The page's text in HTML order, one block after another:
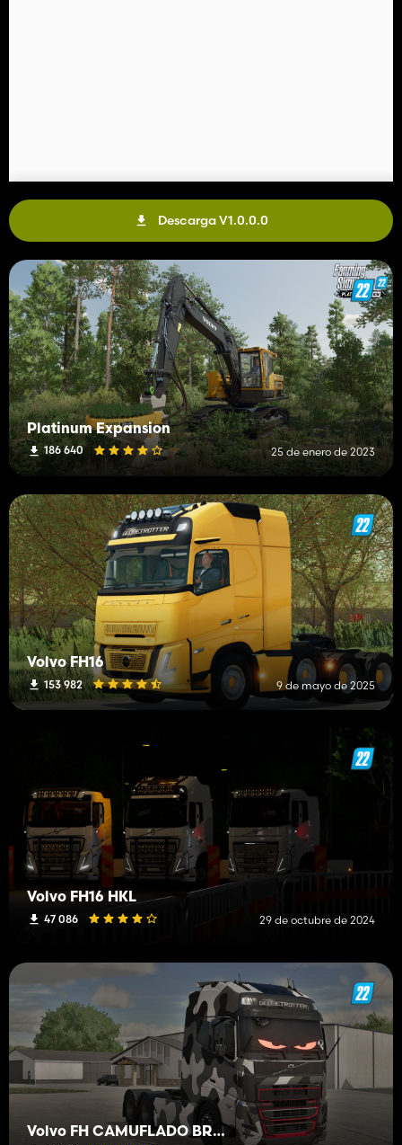
Descarga V1.0.0.0
Platinum Expansion
186 640 25 de enero de 2023
Volvo FH16
153 982 9 de mayo de 2025
Volvo FH16 HKL
47 086 29 de octubre de 2024
Volvo FH CAMUFLADO BR Edit